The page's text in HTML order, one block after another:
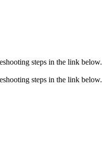
steps in the link below.
steps in the link below.